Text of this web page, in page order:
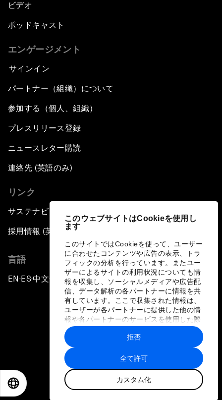
このウェブサイトはCookieを使用し
ます
このサイトではCookieを使って、ユーザー
に合わせたコンテンツや広告の表示、トラ
フィックの分析を行っています。またユー
ザーによるサイトの利用状況についても情
報を収集し、ソーシャルメディアや広告配
信、データ解析の各パートナーに情報を共
有しています。ここで収集された情報は、
ユーザーが各パートナーに提供した他の情
報や各パートナーのサービスを使用した際
に収集された情報と組み合わされ、各パー
トナーによって使用されることがありま
す。
全て許可
カスタム化
拒否
ビデオ
ポッドキャスト
エンゲージメント
サインイン
パートナー（組織）について
参加する（個人、組織）
プレスリリース登録
ニュースレター購読
連絡先 (英語のみ)
リンク
サステナビリティへの取り組み
採用情報 (英語のみ)
言語
EN ▪ ES▪中文▪ 日本語
プライバシーポリシーと利用規約
サイトマップ
©
世界経済フォーラム